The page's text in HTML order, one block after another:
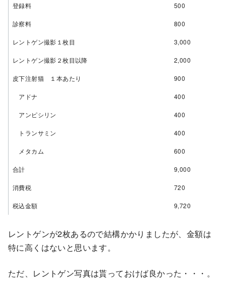
登録料 500
診察料 800
レントゲン撮影１枚目 3,000
レントゲン撮影２枚目以降 2,000
皮下注射猫 １本あたり 900
アドナ 400
アンピシリン 400
トランサミン 400
メタカム 600
合計 9,000
消費税 720
税込金額 9,720
レントゲンが2枚あるので結構かかりましたが、金額は
特に高くはないと思います。
ただ、レントゲン写真は貰っておけば良かった・・・。